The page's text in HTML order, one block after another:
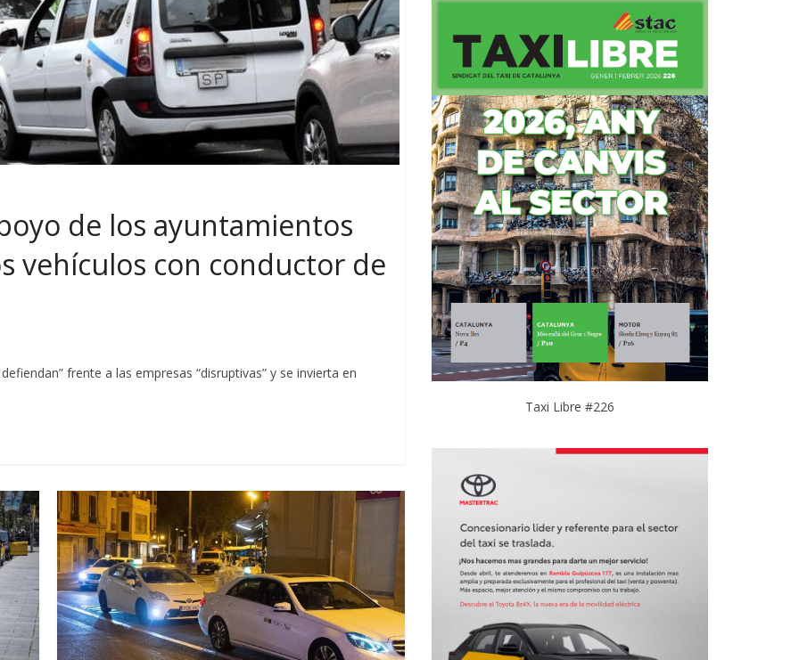
de los ayuntamientos
vehículos con conductor de
frente a las empresas “disruptivas” y se invierta en
Taxi Libre #226